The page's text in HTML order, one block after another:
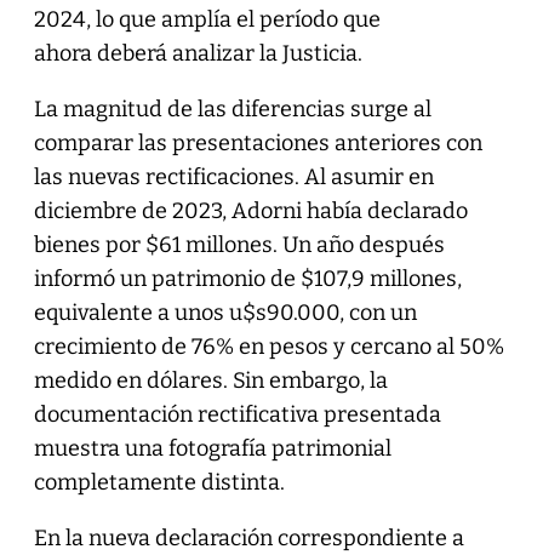
2024, lo que amplía el período que
ahora deberá analizar la Justicia.
La magnitud de las diferencias surge al
comparar las presentaciones anteriores con
las nuevas rectificaciones. Al asumir en
diciembre de 2023, Adorni había declarado
bienes por $61 millones. Un año después
informó un patrimonio de $107,9 millones,
equivalente a unos u$s90.000, con un
crecimiento de 76% en pesos y cercano al 50%
medido en dólares. Sin embargo, la
documentación rectificativa presentada
muestra una fotografía patrimonial
completamente distinta.
En la nueva declaración correspondiente a